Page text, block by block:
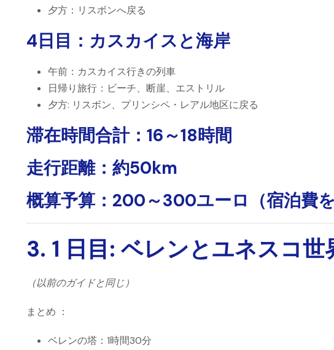
夕方 ：リスボンへ戻る
4日目：カスカイスと海岸
午前 ：カスカイス行きの列車
日帰り旅行 ：ビーチ、断崖、エストリル
夕方: リスボン、プリンシペ・レアル地区に戻る
滞在時間合計：16～18時間
走行距離：約50km
概算予算 ：200～300ユーロ（宿泊費を
3. 1 日目: ベレンとユネスコ世
（以前のガイドと同じ）
まとめ ：
ベレンの塔：1時間30分